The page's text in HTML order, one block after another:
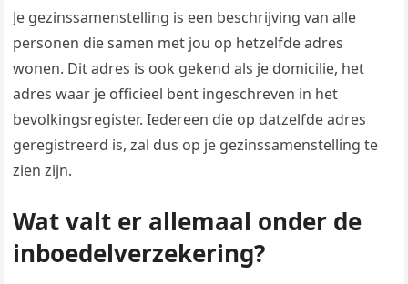
Je gezinssamenstelling is een beschrijving van alle
personen die samen met jou op hetzelfde adres
wonen. Dit adres is ook gekend als je domicilie, het
adres waar je officieel bent ingeschreven in het
bevolkingsregister. Iedereen die op datzelfde adres
geregistreerd is, zal dus op je gezinssamenstelling te
zien zijn.
Wat valt er allemaal onder de
inboedelverzekering?